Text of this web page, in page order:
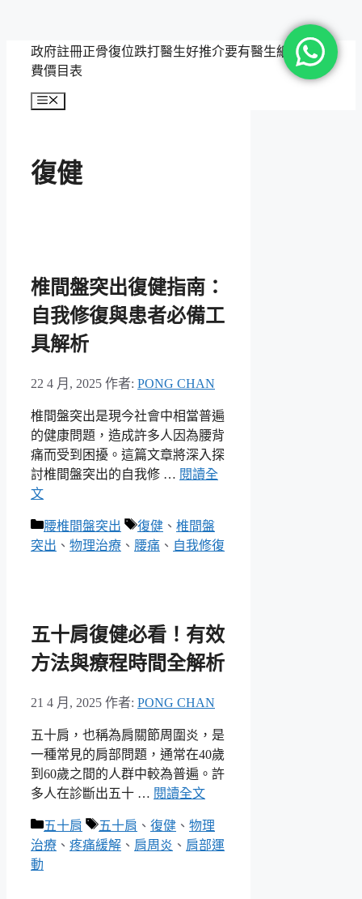
政府註冊正骨復位跌打醫生好推介要有醫生紙，附收
費價目表
選
復健
椎間盤突出復健指南：
自我修復與患者必備工
具解析
22 4 月, 2025 作者: PONG CHAN
椎間盤突出是現今社會中相當普遍
的健康問題，造成許多人因為腰背
痛而受到困擾。這篇文章將深入探
討椎間盤突出的自我修 … 閱讀全
文
分
類
腰椎間盤突出
標
籤
復健 、 椎間盤
突出 、 物理治療 、 腰痛 、 自我修復
五十肩復健必看！有效
方法與療程時間全解析
21 4 月, 2025 作者: PONG CHAN
五十肩，也稱為肩關節周圍炎，是
一種常見的肩部問題，通常在40歲
到60歲之間的人群中較為普遍。許
多人在診斷出五十 … 閱讀全文
分
類
五十肩
標
籤
五十肩 、 復健 、 物理
治療 、 疼痛緩解 、 肩周炎 、 肩部運
動